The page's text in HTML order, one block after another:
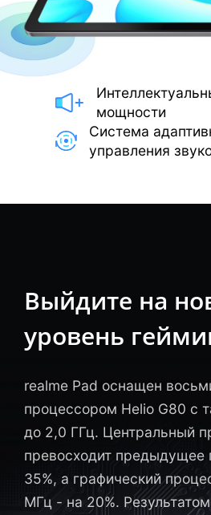
мощности
Система
управления
Выйдите на
уровень
realme Pad оснащен
процессором Helio G80 с
до 2,0 ГГц. Центральный
превосходит предыдущее
35%, а графический
МГц - на 20%.